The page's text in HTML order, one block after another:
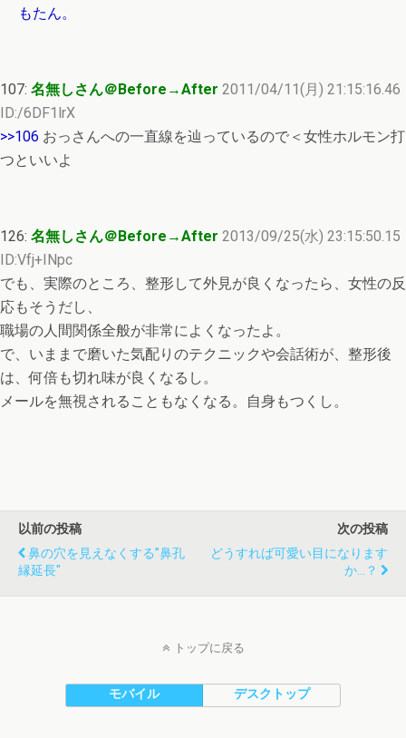
もたん。
107: 名無しさん＠Before→After 2011/04/11(月) 21:15:16.46
ID:/6DF1lrX
>>106 おっさんへの一直線を辿っているので＜女性ホルモン打
つといいよ
126: 名無しさん＠Before→After 2013/09/25(水) 23:15:50.15
ID:Vfj+INpc
でも、実際のところ、整形して外見が良くなったら、女性の反
応もそうだし、
職場の人間関係全般が非常によくなったよ。
で、いままで磨いた気配りのテクニックや会話術が、整形後
は、何倍も切れ味が良くなるし。
メールを無視されることもなくなる。自身もつくし。
以前の投稿
鼻の穴を見えなくする”鼻孔
縁延長"
次の投稿
どうすれば可愛い目になります
か…？
トップに戻る
モバイル デスクトップ